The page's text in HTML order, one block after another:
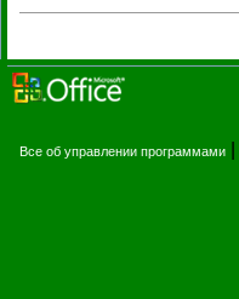
Все об управлении программами